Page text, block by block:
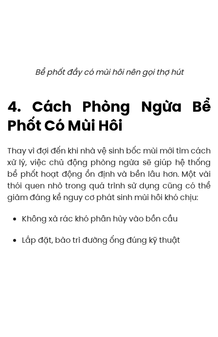
Bể phốt đầy có mùi hôi nên gọi thợ hút
4. Cách Phòng Ngừa Bể
Phốt Có Mùi Hôi
Thay vì đợi đến khi nhà vệ sinh bốc mùi mới tìm cách
xử lý, việc chủ động phòng ngừa sẽ giúp hệ thống
bể phốt hoạt động ổn định và bền lâu hơn. Một vài
thói quen nhỏ trong quá trình sử dụng cũng có thể
giảm đáng kể nguy cơ phát sinh mùi hôi khó chịu:
Không xả rác khó phân hủy vào bồn cầu
Lắp đặt, bảo trì đường ống đúng kỹ thuật